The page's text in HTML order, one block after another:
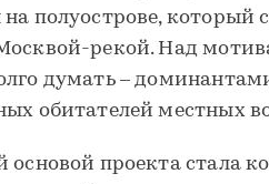
полуострове, который
рекой. Над
думать –
обитателей местных
основой проекта стала